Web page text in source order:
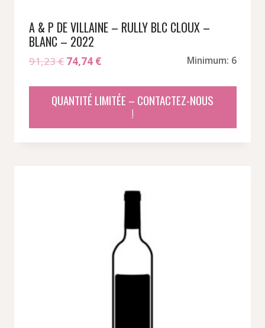
A & P DE VILLAINE – RULLY BLC CLOUX –
BLANC – 2022
91,23€ Le
initial
était :
74,74 €Le
actuel
est :
Minimum: 6
QUANTITÉ LIMITÉE – CONTACTEZ-NOUS
!